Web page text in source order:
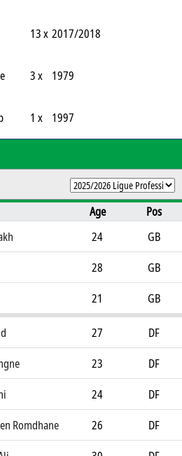
13 x 2017/2018
3 x 1979
1 x 1997
Age Pos
24 GB
28
GB
21 GB
27 DF
23 DF
24 DF
Romdhane 26 DF